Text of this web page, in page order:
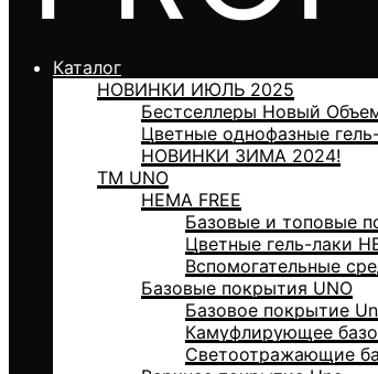
Каталог
НОВИНКИ ИЮЛЬ 2025
Бестселлеры Новый
Цветные однофазные
НОВИНКИ ЗИМА 2024!
ТМ UNO
HEMA FREE
Базовые и топовые
Цветные гель-лаки
Вспомогательные
Базовые покрытия UNO
Базовое покрытие
Камуфлирующее
Светоотражающие